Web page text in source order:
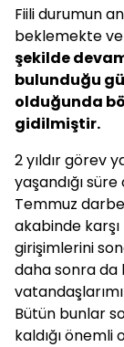
Fiili durumun
beklemekte
şekilde
bulunduğu
olduğunda
gidilmiştir.
2 yıldır görev
yaşandığı
Temmuz darbe
akabinde karşı
girişimlerini
daha sonra da
Bütün bunlar
kaldığı önemli